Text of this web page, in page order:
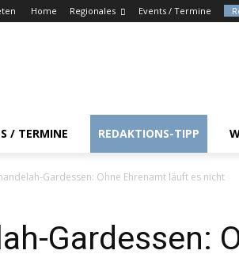
Home Regionales Events / Termine
/ TERMINE REDAKTIONS-TIPP
Gardessen: Ohne Ehrenamt läuft es nicht
Gardessen: